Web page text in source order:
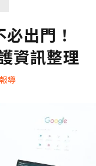
出門！
資訊整理
導